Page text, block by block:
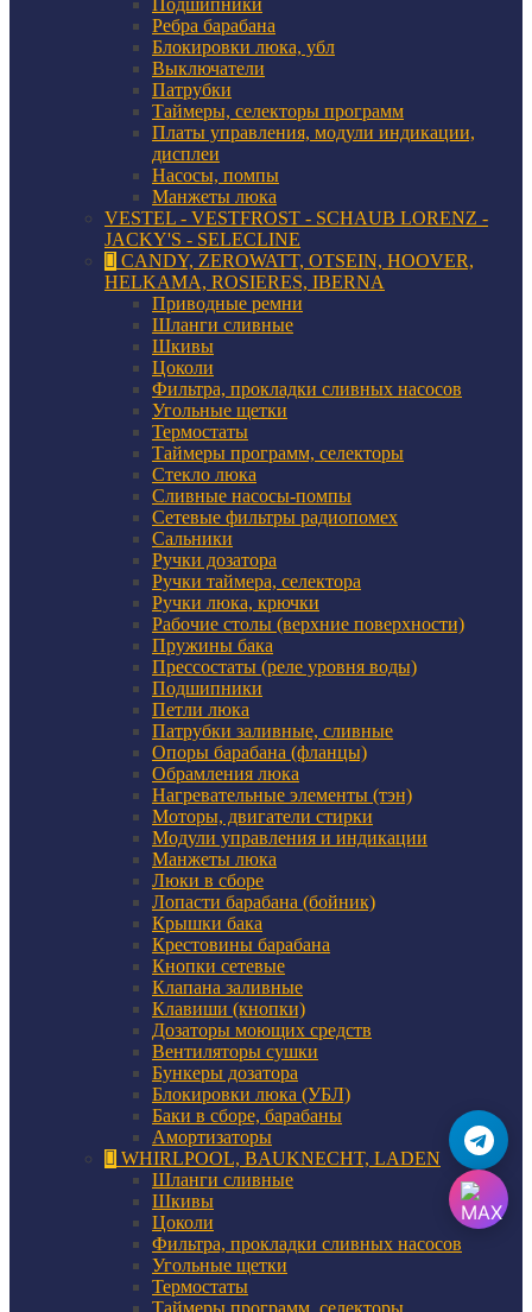
Подшипники
Ребра барабана
Блокировки люка, убл
Выключатели
Патрубки
Таймеры, селекторы программ
Платы управления, модули индикации,
дисплеи
Насосы, помпы
Манжеты люка
VESTEL - VESTFROST - SCHAUB LORENZ -
JACKY'S - SELECLINE
CANDY, ZEROWATT, OTSEIN, HOOVER,
HELKAMA, ROSIERES, IBERNA
Приводные ремни
Шланги сливные
Шкивы
Цоколи
Фильтра, прокладки сливных насосов
Угольные щетки
Термостаты
Таймеры программ, селекторы
Стекло люка
Сливные насосы-помпы
Сетевые фильтры радиопомех
Сальники
Ручки дозатора
Ручки таймера, селектора
Ручки люка, крючки
Рабочие столы (верхние поверхности)
Пружины бака
Прессостаты (реле уровня воды)
Подшипники
Петли люка
Патрубки заливные, сливные
Опоры барабана (фланцы)
Обрамления люка
Нагревательные элементы (тэн)
Моторы, двигатели стирки
Модули управления и индикации
Манжеты люка
Люки в сборе
Лопасти барабана (бойник)
Крышки бака
Крестовины барабана
Кнопки сетевые
Клапана заливные
Клавиши (кнопки)
Дозаторы моющих средств
Вентиляторы сушки
Бункеры дозатора
Блокировки люка (УБЛ)
Баки в сборе, барабаны
Амортизаторы
WHIRLPOOL, BAUKNECHT, LADEN
Шланги сливные
Шкивы
Цоколи
Фильтра, прокладки сливных насосов
Угольные щетки
Термостаты
Таймеры программ, селекторы